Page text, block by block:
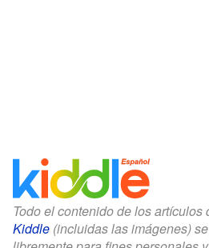
Todo el contenido de los artículos
Kiddle (incluidas las imágenes)